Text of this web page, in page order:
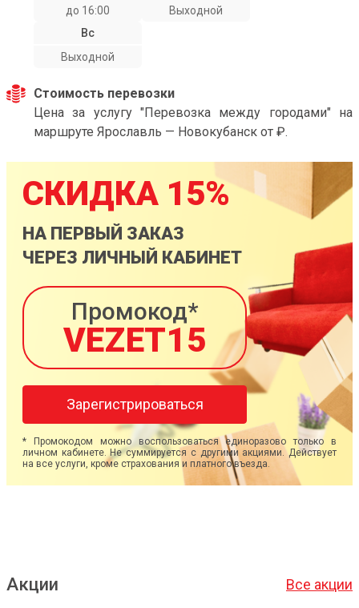
до 16:00
Выходной
Вс
Выходной
Стоимость перевозки
Цена за услугу "Перевозка между городами" на
маршруте Ярославль — Новокубанск от ₽.
СКИДКА 15%
НА ПЕРВЫЙ ЗАКАЗ
ЧЕРЕЗ ЛИЧНЫЙ КАБИНЕТ
Промокод*
VEZET15
Зарегистрироваться
* Промокодом можно воспользоваться единоразово только в
личном кабинете. Не суммируется с другими акциями. Действует
на все услуги, кроме страхования и платного въезда.
Акции Все акции